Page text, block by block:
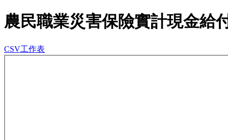
農民職業災害保險實計現金給
CSV工作表